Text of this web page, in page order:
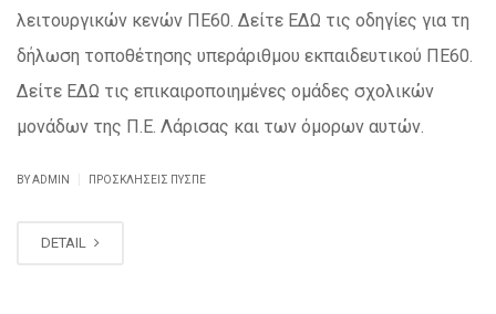
λειτουργικών κενών ΠΕ60. Δείτε ΕΔΩ τις οδηγίες για τη
δήλωση τοποθέτησης υπεράριθμου εκπαιδευτικού ΠΕ60.
Δείτε ΕΔΩ τις επικαιροποιημένες ομάδες σχολικών
μονάδων της Π.Ε. Λάρισας και των όμορων αυτών.
BY ADMIN ΠΡΟΣΚΛΉΣΕΙΣ ΠΥΣΠΕ
DETAIL